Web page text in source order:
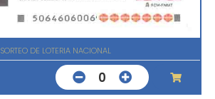
SORTEO DE LOTERIA NACIONAL
0